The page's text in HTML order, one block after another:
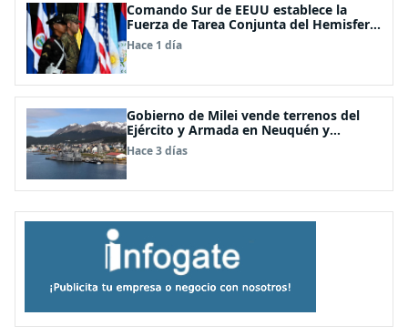
Comando Sur de EEUU establece la
Fuerza de Tarea Conjunta del Hemisferio
Occidental: Incluye a Chile
Hace 1 día
Gobierno de Milei vende terrenos del
Ejército y Armada en Neuquén y
Ushuaia
Hace 3 días